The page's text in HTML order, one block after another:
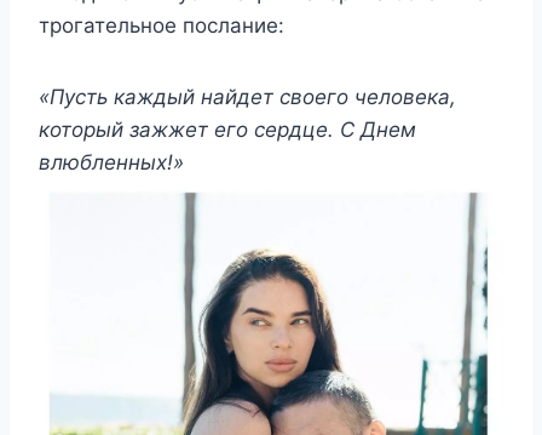
трогательное послание:
«Пусть каждый найдет своего человека,
который зажжет его сердце. С Днем
влюбленных!»